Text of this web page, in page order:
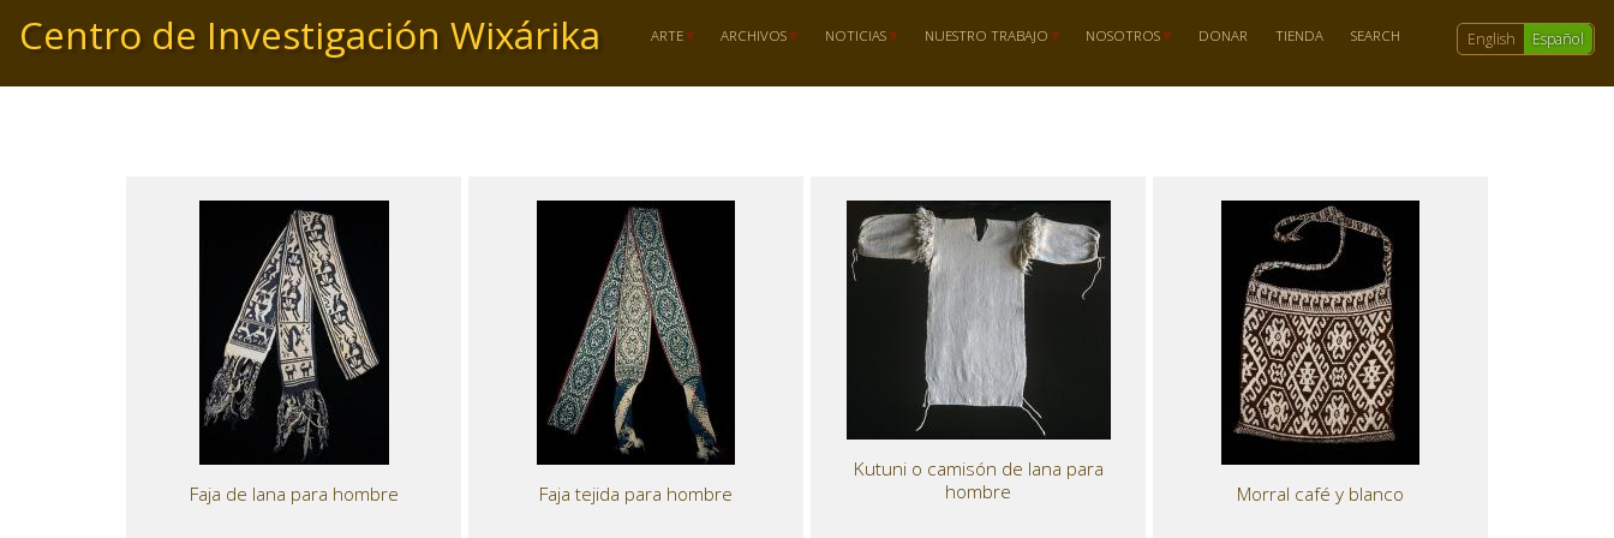
contenido
principal
Centro de Investigación Wixárika ARTE ARCHIVOS NOTICIAS NUESTRO TRABAJO NOSOTROS DONAR TIENDA SEARCH English Español
Faja de lana para hombre Faja tejida para hombre
Kutuni o camisón de lana para
hombre
Morral café y blanco